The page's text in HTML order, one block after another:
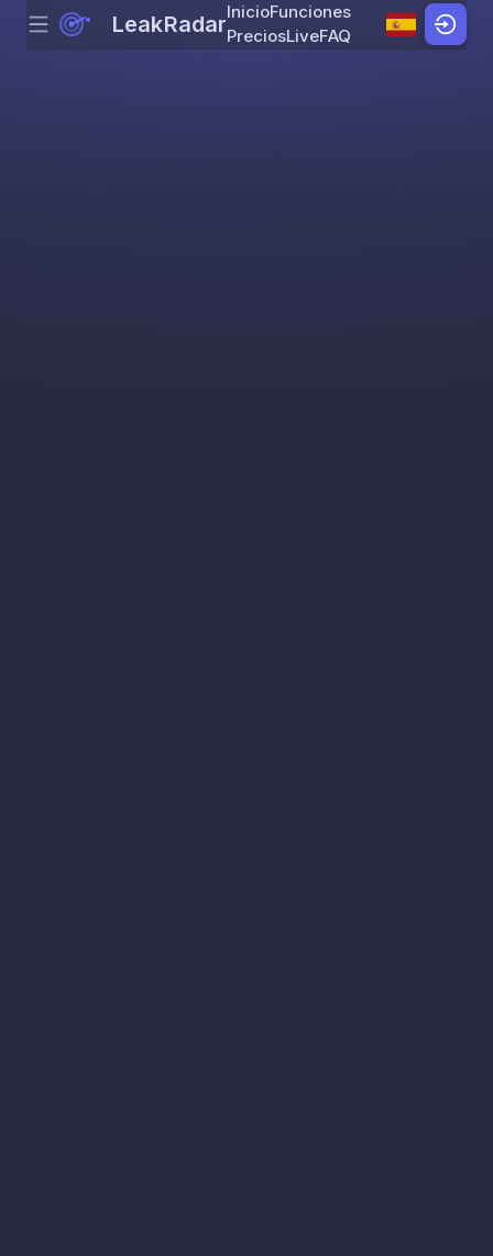
Skip to content
Menu LeakRadarInicioFunciones
PreciosLiveFAQ